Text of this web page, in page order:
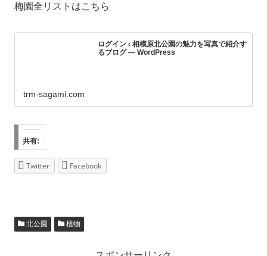
梅園全リストはこちら
ログイン ‹ 相模原北公園の魅力を写真で紹介す
るブログ — WordPress
trm-sagami.com
共有:
Twitter Facebook
北公園 植物